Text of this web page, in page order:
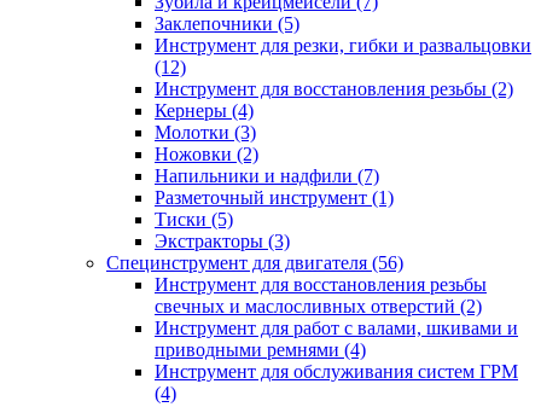
Заклепочники (5)
Инструмент для резки, гибки и развальцовки
(12)
Инструмент для восстановления резьбы (2)
Кернеры (4)
Молотки (3)
Ножовки (2)
Напильники и надфили (7)
Разметочный инструмент (1)
Тиски (5)
Экстракторы (3)
Специнструмент для двигателя (56)
Инструмент для восстановления резьбы
свечных и маслосливных отверстий (2)
Инструмент для работ с валами, шкивами и
приводными ремнями (4)
Инструмент для обслуживания систем ГРМ
(4)